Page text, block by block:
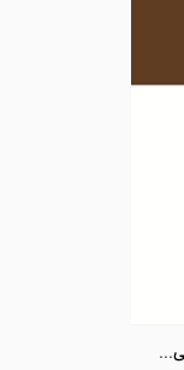
تخریب کیفری در حقوق ایران و کشورهای اسلامی (مصر, عراق, سوریه و کویت)